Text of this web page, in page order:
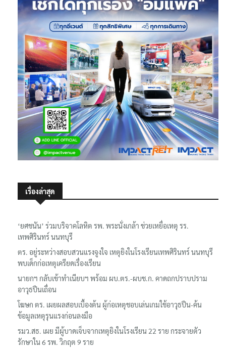
เรื่องล่าสุด
‘ยศชนัน’ ร่วมบริจาคโลหิต รพ. พระนั่งเกล้า ช่วยเหยื่อเหตุ รร.
เทพศิรินทร์ นนทบุรี
ตร. อยู่ระหว่างสอบสวนแรงจูงใจ เหตุยิงในโรงเรียนเทพศิรินทร์ นนทบุรี
พบเด็กก่อเหตุเครียดเรื่องเรียน
นายกฯ กลับเข้าทำเนียบฯ พร้อม ผบ.ตร.-ผบช.ก. คาดถกปราบปราม
อาวุธปืนเถื่อน
โฆษก ตร. เผยผลสอบเบื้องต้น ผู้ก่อเหตุชอบเล่นเกมใช้อาวุธปืน-ค้น
ข้อมูลเหตุรุนแรงก่อนลงมือ
รมว.สธ. เผย มีผู้บาดเจ็บจากเหตุยิงในโรงเรียน 22 ราย กระจายตัว
รักษาใน 6 รพ. วิกฤต 9 ราย